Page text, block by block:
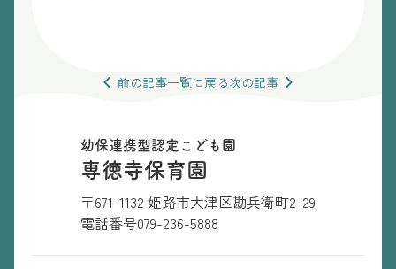
前の記事一覧に戻る次の記事
幼保連携型認定こども園
専徳寺保育園
〒671-1132 姫路市大津区勘兵衛町2-29
電話番号079-236-5888